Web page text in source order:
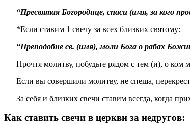
“Пресвятая Богородице, спаси (имя, за кого
*Если ставим 1 свечу за всех близких святому:
“Преподобне св. (имя), моли Бога о рабах
Прочтя молитву, побудьте рядом с тем (и), о ком
Если вы совершили молитву, не спеша,
За себя и близких свечи ставим всегда, когда
Как ставить свечи в церкви за недругов: